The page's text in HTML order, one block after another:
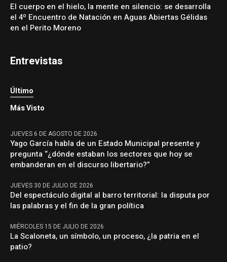
El cuerpo en el hielo, la mente en silencio: se desarrolla
el 4º Encuentro de Natación en Aguas Abiertas Gélidas
en el Perito Moreno
Entrevistas
Último
Más Visto
JUEVES 6 DE AGOSTO DE 2026
Yago García habla de un Estado Municipal presente y
pregunta “¿dónde estaban los sectores que hoy se
embanderan en el discurso libertario?”
JUEVES 30 DE JULIO DE 2026
Del espectáculo digital al barro territorial: la disputa por
las palabras y el fin de la gran política
MIÉRCOLES 15 DE JULIO DE 2026
La Scaloneta, un símbolo, un proceso, ¿la patria en el
patio?